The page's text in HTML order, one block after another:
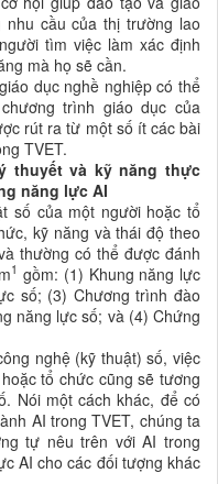
cầu của thị trường lao
tìm việc làm xác định
mà họ sẽ cần.
dục nghề nghiệp có thể
trình giáo dục của
rút ra từ một số ít các bài
TVET.
thuyết và kỹ năng thực
năng lực AI
số của một người hoặc tổ
kỹ năng và thái độ theo
thường có thể được đánh
1 gồm: (1) Khung năng lực
số; (3) Chương trình đào
năng lực số; và (4) Chứng
nghệ (kỹ thuật) số, việc
tổ chức cũng sẽ tương
Nói một cách khác, để có
AI trong TVET, chúng ta
tự nêu trên với AI trong
AI cho các đối tượng khác